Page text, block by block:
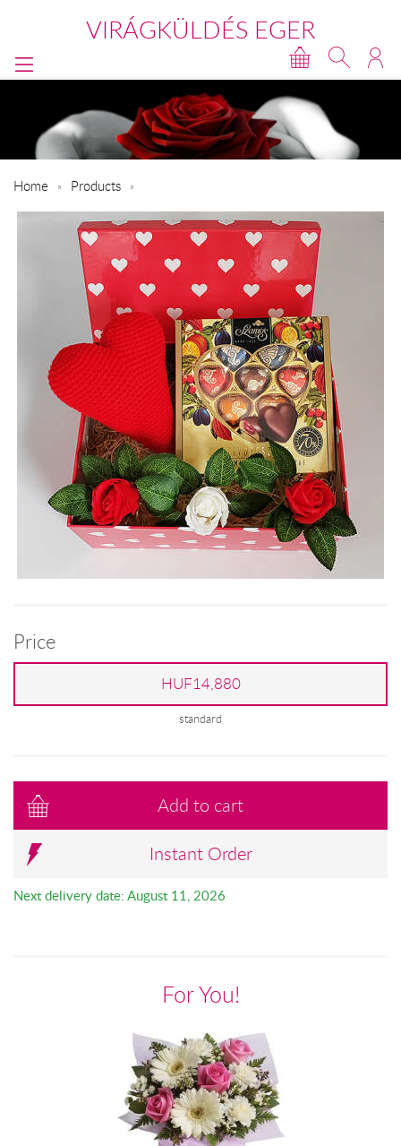
VIRÁGKÜLDÉS EGER
Home Products
Price
HUF14,880
standard
Add to cart
Instant Order
Next delivery date: August 11, 2026
For You!